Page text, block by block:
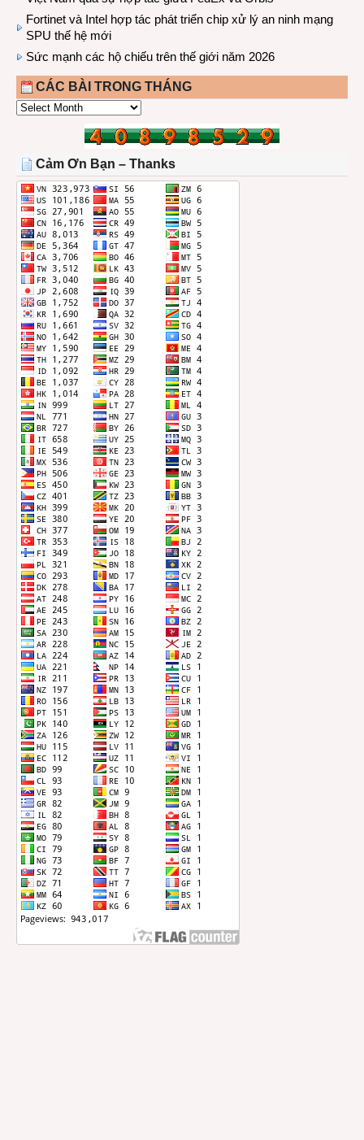
Fortinet và Intel hợp tác phát triển chip xử lý an ninh mạng
SPU thế hệ mới
Sức mạnh các hộ chiếu trên thế giới năm 2026
CÁC BÀI TRONG THÁNG
CÁC
THÁNG
Cảm Ơn Bạn – Thanks